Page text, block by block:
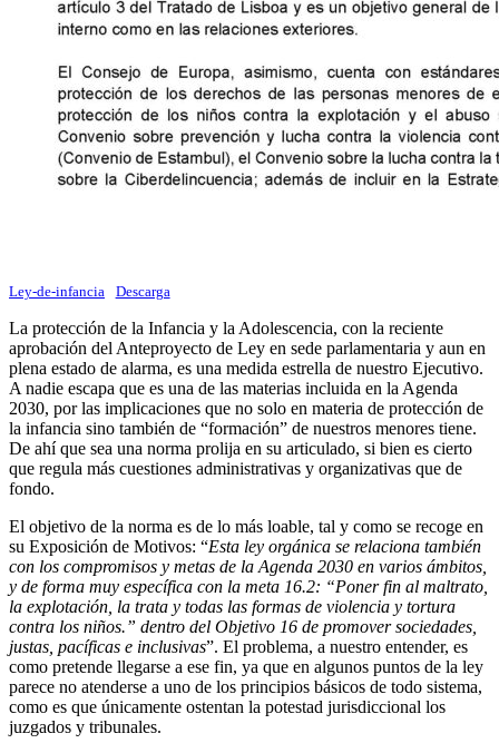
Ley-de-infancia Descarga
La protección de la Infancia y la Adolescencia, con la reciente
aprobación del Anteproyecto de Ley en sede parlamentaria y aun en
plena estado de alarma, es una medida estrella de nuestro Ejecutivo.
A nadie escapa que es una de las materias incluida en la Agenda
2030, por las implicaciones que no solo en materia de protección de
la infancia sino también de “formación” de nuestros menores tiene.
De ahí que sea una norma prolija en su articulado, si bien es cierto
que regula más cuestiones administrativas y organizativas que de
fondo.
El objetivo de la norma es de lo más loable, tal y como se recoge en
su Exposición de Motivos: “Esta ley orgánica se relaciona también
con los compromisos y metas de la Agenda 2030 en varios ámbitos,
y de forma muy específica con la meta 16.2: “Poner fin al maltrato,
la explotación, la trata y todas las formas de violencia y tortura
contra los niños.” dentro del Objetivo 16 de promover sociedades,
justas, pacíficas e inclusivas”. El problema, a nuestro entender, es
como pretende llegarse a ese fin, ya que en algunos puntos de la ley
parece no atenderse a uno de los principios básicos de todo sistema,
como es que únicamente ostentan la potestad jurisdiccional los
juzgados y tribunales.